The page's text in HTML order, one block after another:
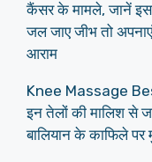
कैंसर के मामले, जानें
जल जाए जीभ तो
आराम
Knee Massage
इन तेलों की मालिश से
बालियान के काफिले